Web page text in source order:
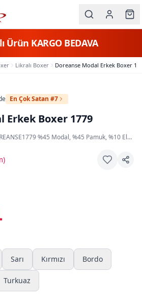
Ürün KARGO BEDAVA
Likralı Boxer Doreanse Modal Erkek Boxer
En Çok Satan #7
Erkek Boxer 1779
· %45 Modal, %45 Pamuk, %10 Elastan
)
Sarı Kırmızı Bordo
Turkuaz